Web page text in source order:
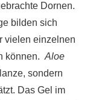
Dornen.
bilden sich
vielen einzelnen
können. Aloe
sondern
Das Gel im